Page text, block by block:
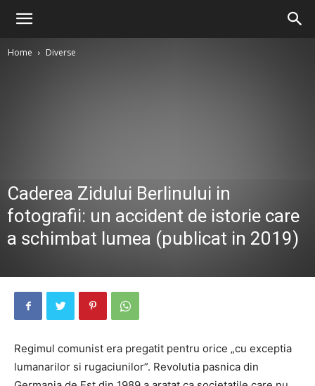
Home Diverse
Caderea Zidului Berlinului in
fotografii: un accident de istorie care
a schimbat lumea (publicat in 2019)
Regimul comunist era pregatit pentru orice „cu exceptia
lumanarilor si rugaciunilor”. Revolutia pasnica din